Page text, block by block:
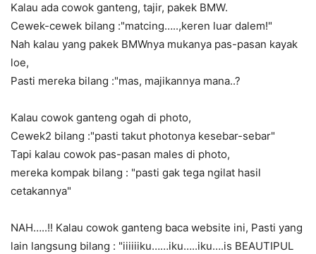
Kalau ada cowok ganteng, tajir, pakek BMW.
Cewek-cewek bilang :"matcing…..,keren luar dalem!"
Nah kalau yang pakek BMWnya mukanya pas-pasan kayak
loe,
Pasti mereka bilang :"mas, majikannya mana..?
Kalau cowok ganteng ogah di photo,
Cewek2 bilang :"pasti takut photonya kesebar-sebar"
Tapi kalau cowok pas-pasan males di photo,
mereka kompak bilang : "pasti gak tega ngilat hasil
cetakannya"
NAH…..!! Kalau cowok ganteng baca website ini, Pasti yang
lain langsung bilang : "iiiiiiku……iku…..iku….is BEAUTIPUL